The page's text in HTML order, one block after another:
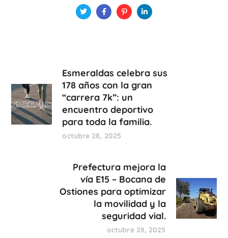
Esmeraldas celebra sus
178 años con la gran
“carrera 7k”: un
encuentro deportivo
para toda la familia.
octubre 28, 2025
Prefectura mejora la
vía E15 – Bocana de
Ostiones para optimizar
la movilidad y la
seguridad vial.
octubre 28, 2025